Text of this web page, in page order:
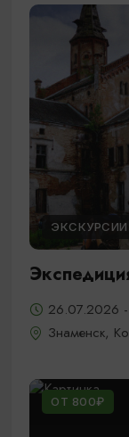
26.07.2026
Знаменск,
ОТ 800₽